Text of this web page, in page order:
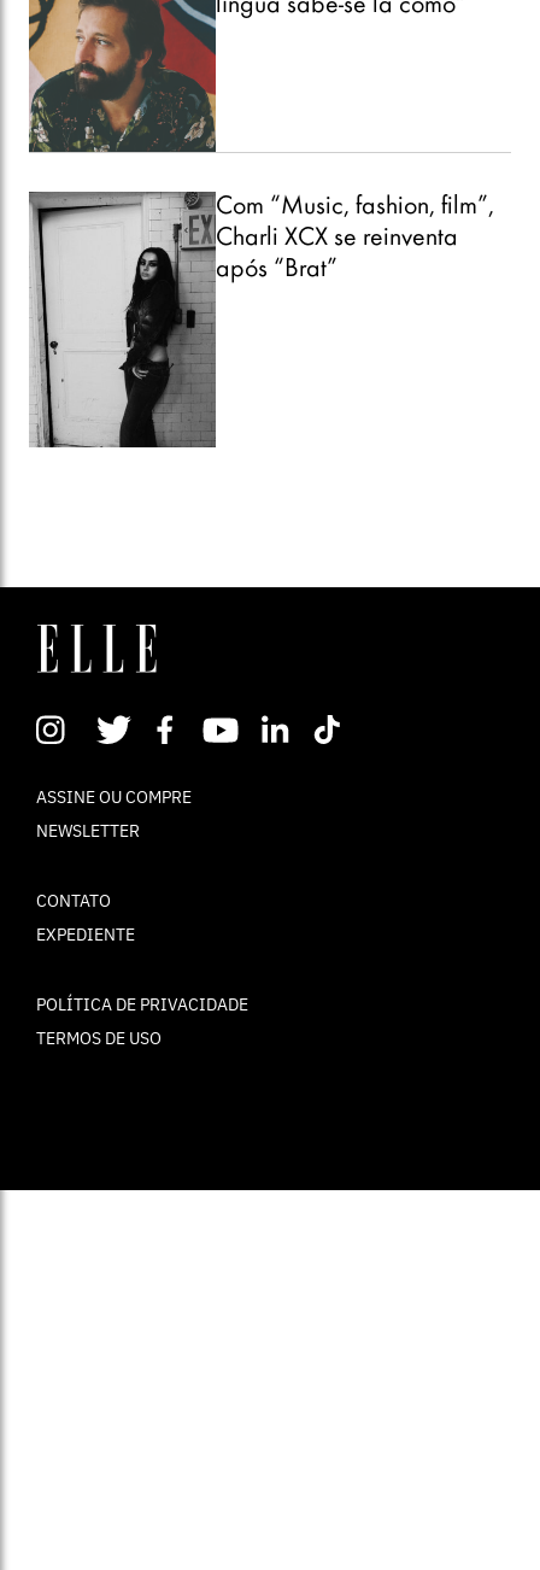
Com “Music, fashion, film”,
Charli XCX se reinventa
após “Brat”
ASSINE OU COMPRE
NEWSLETTER
CONTATO
EXPEDIENTE
POLÍTICA DE PRIVACIDADE
TERMOS DE USO